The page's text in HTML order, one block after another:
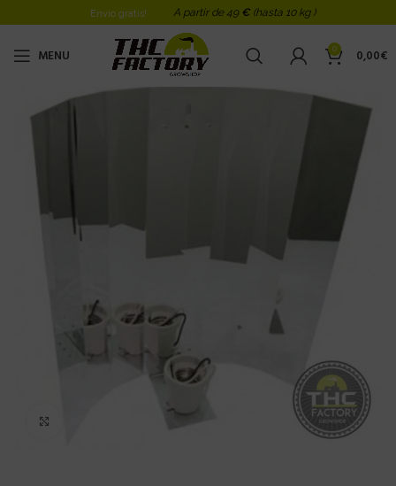
Envio gratis! A partir de 49 € (hasta 10 kg )
MENU 0 0,00€